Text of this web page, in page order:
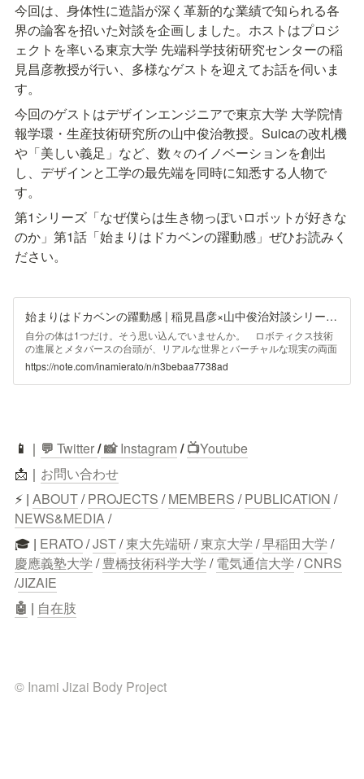
今回は、身体性に造詣が深く革新的な業績で知られる各
界の論客を招いた対談を企画しました。ホストはプロジ
ェクトを率いる東京大学 先端科学技術研究センターの稲
見昌彦教授が行い、多様なゲストを迎えてお話を伺いま
す。
今回のゲストはデザインエンジニアで東京大学 大学院情
報学環・生産技術研究所の山中俊治教授。Suicaの改札機
や「美しい義足」など、数々のイノベーションを創出
し、デザインと工学の最先端を同時に知悉する人物で
す。
第1シリーズ「なぜ僕らは生き物っぽいロボットが好きな
のか」第1話「始まりはドカベンの躍動感」ぜひお読みく
ださい。
始まりはドカベンの躍動感 | 稲見昌彦×山中俊治対談シリーズ 第1話｜JST ERATO 稲見自在化身体プロジェクト｜note
自分の体は1つだけ。そう思い込んでいませんか。 ロボティクス技術
の進展とメタバースの台頭が、リアルな世界とバーチャルな現実の両面
から、人間の身体に根本的な変容を迫っています。洋服を着替えるよう
に気分次第で身体を選び、忙しい時には何人もの自分を同時に使いこな
す。そんな日常が刻々と近づいているのです。「稲見自在化身体プロジ
https://note.com/inamierato/n/n3bebaa7738ad
📱 ｜ 💬 Twitter/ 📸 Instagram / 📺Youtube
📩｜ お問い合わせ
⚡ | ABOUT / PROJECTS / MEMBERS / PUBLICATION /
NEWS&MEDIA /
🎓 | ERATO / JST / 東大先端研 / 東京大学 / 早稲田大学 /
慶應義塾大学 / 豊橋技術科学大学 / 電気通信大学 / CNRS
/JIZAIE
🤖 | 自在肢
© Inami Jizai Body Project